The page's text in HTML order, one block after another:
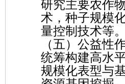
研究主要农作
术，种子规模
量控制技术等。
（五）公益性
统筹构建高水
规模化表型与